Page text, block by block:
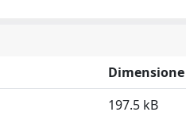
Dimensione
197.5 kB